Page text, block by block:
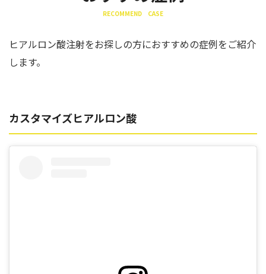
RECOMMEND CASE
ヒアルロン酸注射をお探しの方におすすめの症例をご紹介
します。
カスタマイズヒアルロン酸